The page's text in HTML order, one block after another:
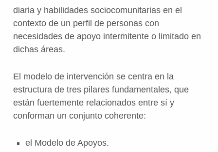
diaria y habilidades sociocomunitarias en el
contexto de un perfil de personas con
necesidades de apoyo intermitente o limitado en
dichas áreas.
El modelo de intervención se centra en la
estructura de tres pilares fundamentales, que
están fuertemente relacionados entre sí y
conforman un conjunto coherente:
el Modelo de Apoyos.